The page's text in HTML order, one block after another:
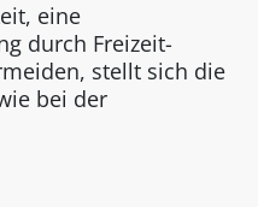
eine
durch Freizeit-
stellt sich die
bei der